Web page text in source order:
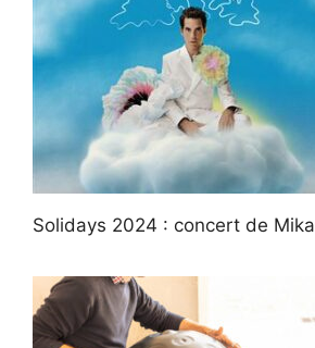
Solidays 2024 : concert de Mika